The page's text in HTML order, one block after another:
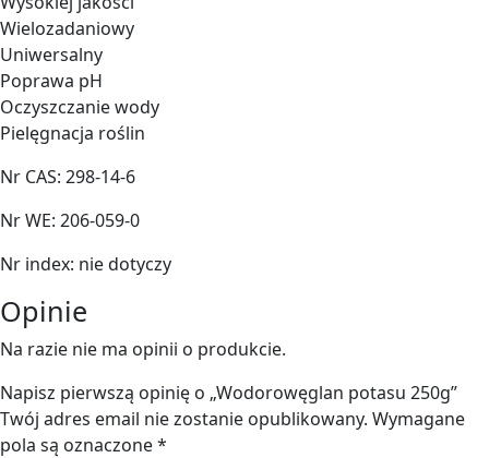
Wielozadaniowy
Uniwersalny
Poprawa pH
Oczyszczanie wody
Pielęgnacja roślin
Nr CAS: 298-14-6
Nr WE: 206-059-0
Nr index: nie dotyczy
Opinie
Na razie nie ma opinii o produkcie.
Napisz pierwszą opinię o „Wodorowęglan potasu 250g”
Twój adres email nie zostanie opublikowany. Wymagane
pola są oznaczone*